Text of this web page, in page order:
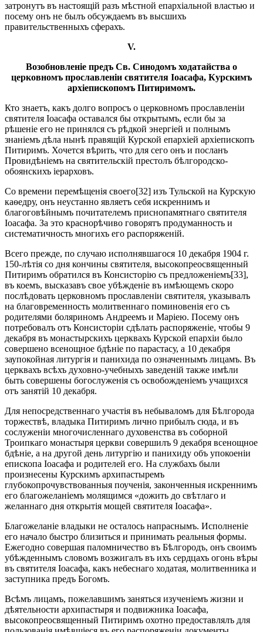
затронутъ въ настоящій разъ мѣстной епархіальной властью и
посему онъ не былъ обсуждаемъ въ высшихъ
правительственныхъ сферахъ.
V.
Возобновленіе предъ Св. Синодомъ ходатайства о
церковномъ прославленіи святителя Іоасафа, Курскимъ
архіепископомъ Питиримомъ.
Кто знаетъ, какъ долго вопросъ о церковномъ прославленіи
святителя Іоасафа оставался бы открытымъ, если бы за
рѣшеніе его не принялся съ рѣдкой энергіей и полнымъ
знаніемъ дѣла нынѣ правящій Курской епархіей архіепископъ
Питиримъ. Хочется вѣрить, что для сего онъ и посланъ
Провидѣніемъ на святительскій престолъ бѣлгородско-
обоянскихъ іерарховъ.
Со времени перемѣщенія своего[32] изъ Тульской на Курскую
каѳедру, онъ неустанно являетъ себя искреннимъ и
благоговѣйнымъ почитателемъ приснопамятнаго святителя
Іоасафа. За это краснорѣчиво говорятъ продуманность и
систематичность многихъ его распоряженій.
Всего прежде, по случаю исполнявшагося 10 декабря 1904 г.
150-лѣтія со дня кончины святителя, высокопреосвященный
Питиримъ обратился въ Консисторію съ предложеніемъ[33],
въ коемъ, высказавъ свое убѣжденіе въ имѣющемъ скоро
послѣдовать церковномъ прославленіи святителя, указывалъ
на благовременность молитвеннаго поминовенія его съ
родителями боляриномъ Андреемъ и Маріею. Посему онъ
потребовалъ отъ Консисторіи сдѣлать распоряженіе, чтобы 9
декабря въ монастырскихъ церквахъ Курской епархіи было
совершено всенощное бдѣніе по парастасу, а 10 декабря
заупокойная литургія и панихида по означеннымъ лицамъ. Въ
церквахъ всѣхъ духовно-учебныхъ заведеній также имѣли
быть совершены богослуженія съ освобожденіемъ учащихся
отъ занятій 10 декабря.
Для непосредственнаго участія въ небываломъ для Бѣлгорода
торжествѣ, владыка Питиримъ лично прибылъ сюда, и въ
сослуженіи многочисленнаго духовенства въ соборной
Троипкаго монастыря церкви совершилъ 9 декабря всенощное
бдѣніе, а на другой день литургію и панихиду объ упокоеніи
епископа Іоасафа и родителей его. На службахъ были
произнесены Курскимъ архипастыремъ
глубокопрочувствованныя поученія, законченныя искреннимъ
его благожеланіемъ молящимся «дожить до свѣтлаго и
желаннаго дня открытія мощей святителя Іоасафа».
Благожеланіе владыки не осталось напраснымъ. Исполненіе
его начало быстро близиться и принимать реальныя формы.
Ежегодно совершая паломничество въ Бѣлгородъ, онъ своимъ
убѣжденнымъ словомъ возжигалъ въ ихъ сердцахъ огонь вѣры
въ святителя Іоасафа, какъ небеснаго ходатая, молитвенника и
заступника предъ Богомъ.
Всѣмъ лицамъ, пожелавшимъ заняться изученіемъ жизни и
дѣятельности архипастыря и подвижника Іоасафа,
высокопреосвященный Питиримъ охотно предоставлялъ для